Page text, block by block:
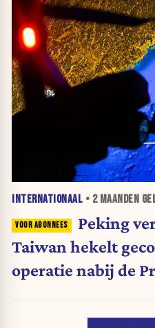
INTERNATIONAAL • 2 MAANDEN
Peking
Taiwan hekelt
operatie nabij de